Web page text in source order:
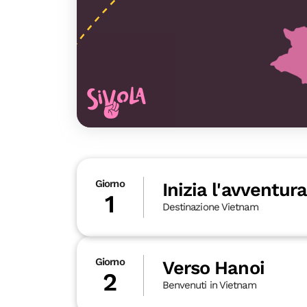
Giorno
1 Inizia
Destinazione Vietnam
Giorno
2 Verso Hanoi
Benvenuti in Vietnam